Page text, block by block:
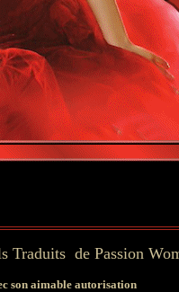
Traduits de Passion
son aimable autorisation